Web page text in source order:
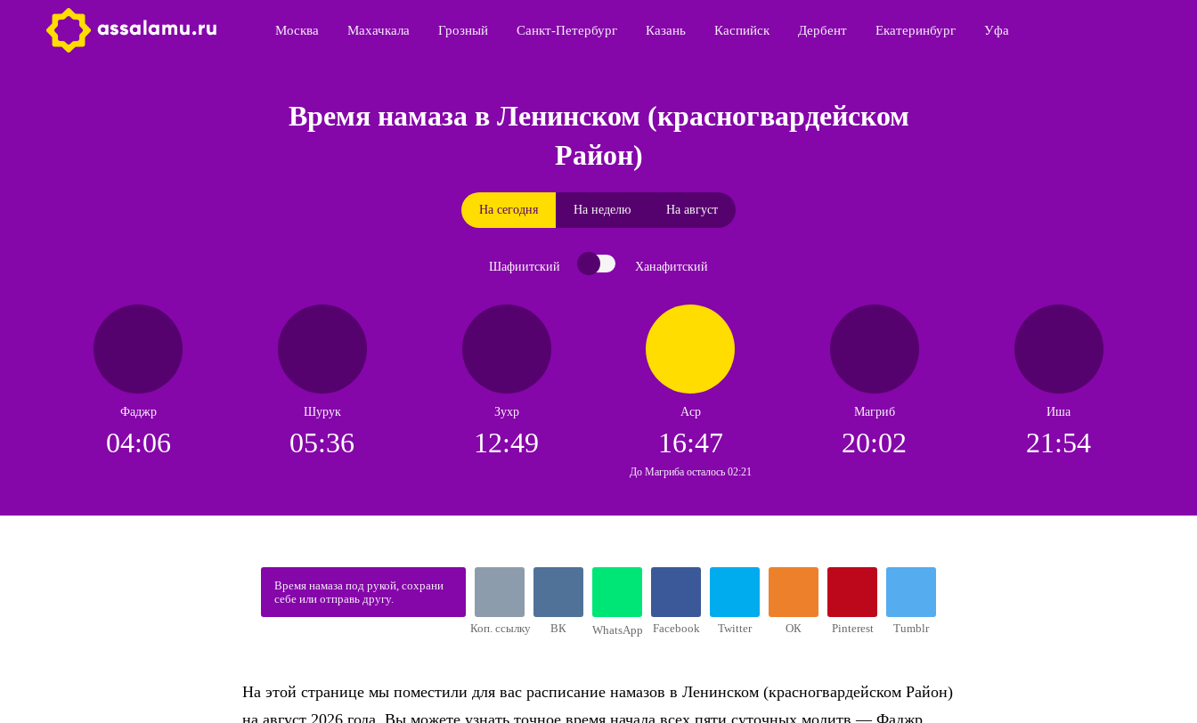
Москва Махачкала Грозный Санкт-Петербург Казань Каспийск Дербент Екатеринбург Уфа
Время намаза в Ленинском (красногвардейском
Район)
На сегодня На неделю На август
Шафиитский Ханафитский
Фаджр
04:06
Шурук
05:36
Зухр
12:49
Аср
16:47
До Магриба осталось 02:21
Магриб
20:02
Иша
21:54
Время намаза под рукой, сохрани
себе или отправь другу.
Коп. ссылку ВК WhatsApp Facebook Twitter ОК Pinterest Tumblr
На этой странице мы поместили для вас расписание намазов в Ленинском (красногвардейском Район)
на август 2026 года. Вы можете узнать точное время начала всех пяти суточных молитв — Фаджр